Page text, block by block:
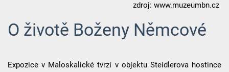
zdroj: www.muzeumbn.cz
O životě Boženy Němcové
Expozice v Maloskalické tvrzi v objektu Steidlerova hostince